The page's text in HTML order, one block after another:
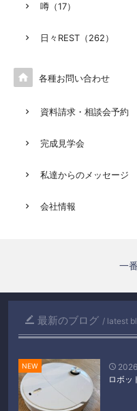
噂（17）
日々REST（262）
 各種お問い合わせ
資料請求・相談会予約
完成見学会
私達からのメッセージ
会社情報
一
 最新のブログ latest

ロボッ